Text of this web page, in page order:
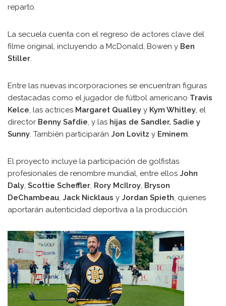
reparto.
La secuela cuenta con el regreso de actores clave del
filme original, incluyendo a McDonald, Bowen y Ben
Stiller.
Entre las nuevas incorporaciones se encuentran figuras
destacadas como el jugador de fútbol americano Travis
Kelce, las actrices Margaret Qualley y Kym Whitley, el
director Benny Safdie, y las hijas de Sandler, Sadie y
Sunny. También participarán Jon Lovitz y Eminem.
El proyecto incluye la participación de golfistas
profesionales de renombre mundial, entre ellos John
Daly, Scottie Scheffler, Rory McIlroy, Bryson
DeChambeau, Jack Nicklaus y Jordan Spieth, quienes
aportarán autenticidad deportiva a la producción.